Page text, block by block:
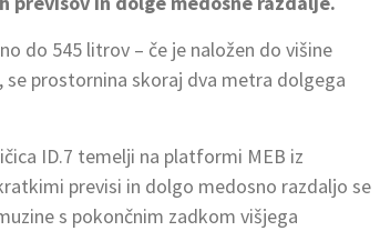
do 545 litrov – če je naložen do višine
se prostornina skoraj dva metra dolgega
ID.7 temelji na platformi MEB iz
previsi in dolgo medosno razdaljo se
s pokončnim zadkom višjega